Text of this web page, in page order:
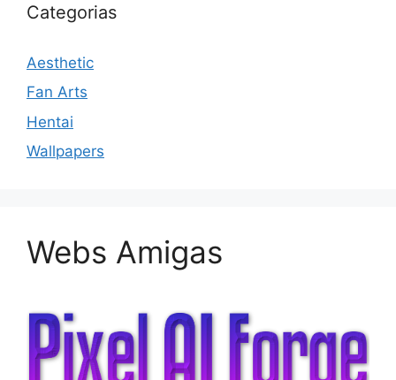
Categorias
Aesthetic
Fan Arts
Hentai
Wallpapers
Webs Amigas